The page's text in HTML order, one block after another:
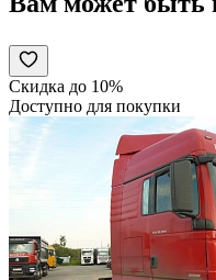
Скидка до 10%
Доступно для покупки